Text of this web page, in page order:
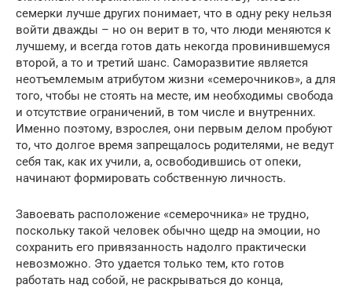
семерки лучше других понимает, что в одну реку нельзя
войти дважды – но он верит в то, что люди меняются к
лучшему, и всегда готов дать некогда провинившемуся
второй, а то и третий шанс. Саморазвитие является
неотъемлемым атрибутом жизни «семерочников», а для
того, чтобы не стоять на месте, им необходимы свобода
и отсутствие ограничений, в том числе и внутренних.
Именно поэтому, взрослея, они первым делом пробуют
то, что долгое время запрещалось родителями, не ведут
себя так, как их учили, а, освободившись от опеки,
начинают формировать собственную личность.
Завоевать расположение «семерочника» не трудно,
поскольку такой человек обычно щедр на эмоции, но
сохранить его привязанность надолго практически
невозможно. Это удается только тем, кто готов
работать над собой, не раскрываться до конца,